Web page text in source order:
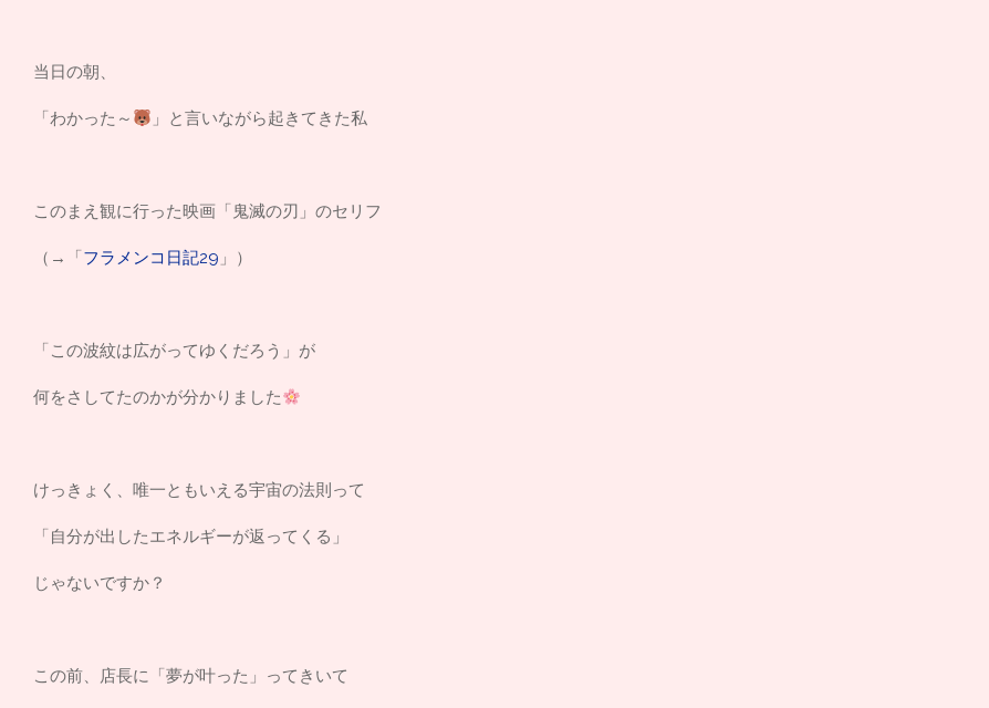
当日の朝、
「わかった～ 」と言いながら起きてきた私
このまえ観に行った映画「鬼滅の刃」のセリフ
（→「フラメンコ日記29 」）
「この波紋は広がってゆくだろう」が
何をさしてたのかが分かりました
けっきょく、唯一ともいえる宇宙の法則って
「自分が出したエネルギーが返ってくる」
じゃないですか？
この前、店長に「夢が叶った」ってきいて